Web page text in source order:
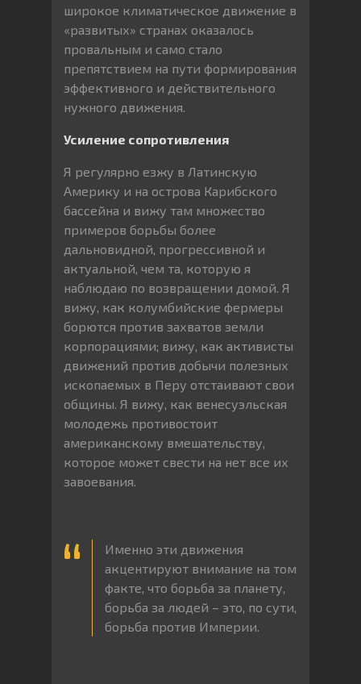
широкое климатическое движение в
«развитых» странах оказалось
провальным и само стало
препятствием на пути формирования
эффективного и действительного
нужного движения.
Усиление сопротивления
Я регулярно езжу в Латинскую
Америку и на острова Карибского
бассейна и вижу там множество
примеров борьбы более
дальновидной, прогрессивной и
актуальной, чем та, которую я
наблюдаю по возвращении домой. Я
вижу, как колумбийские фермеры
борются против захватов земли
корпорациями; вижу, как активисты
движений против добычи полезных
ископаемых в Перу отстаивают свои
общины. Я вижу, как венесуэльская
молодежь противостоит
американскому вмешательству,
которое может свести на нет все их
завоевания.
Именно эти движения
акцентируют внимание на том
факте, что борьба за планету,
борьба за людей – это, по сути,
борьба против Империи.